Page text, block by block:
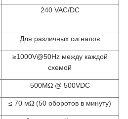
240 VAC/DC
Для различных сигналов
≥1000V@50Hz между каждой
схемой
500MΩ @ 500VDC
≤ 70 мΩ (50 оборотов в минуту)